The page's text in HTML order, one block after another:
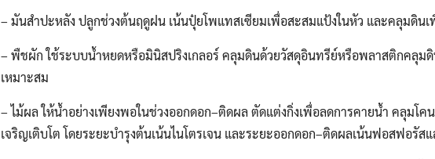
– มันสำปะหลัง ปลูกช่วงต้นฤดูฝน เน้นปุ๋ยโพแทสเซียมเพื่อสะสมแป้งในหัว และคลุมดินเ
– พืชผัก ใช้ระบบน้ำหยดหรือมินิสปริงเกลอร์ คลุมดินด้วยวัสดุอินทรีย์หรือพลาสติกคลุม
เหมาะสม
– ไม้ผล ให้น้ำอย่างเพียงพอในช่วงออกดอก–ติดผล ตัดแต่งกิ่งเพื่อลดการคายน้ำ คลุมโค
เจริญเติบโต โดยระยะบำรุงต้นเน้นไนโตรเจน และระยะออกดอก–ติดผลเน้นฟอสฟอรัส